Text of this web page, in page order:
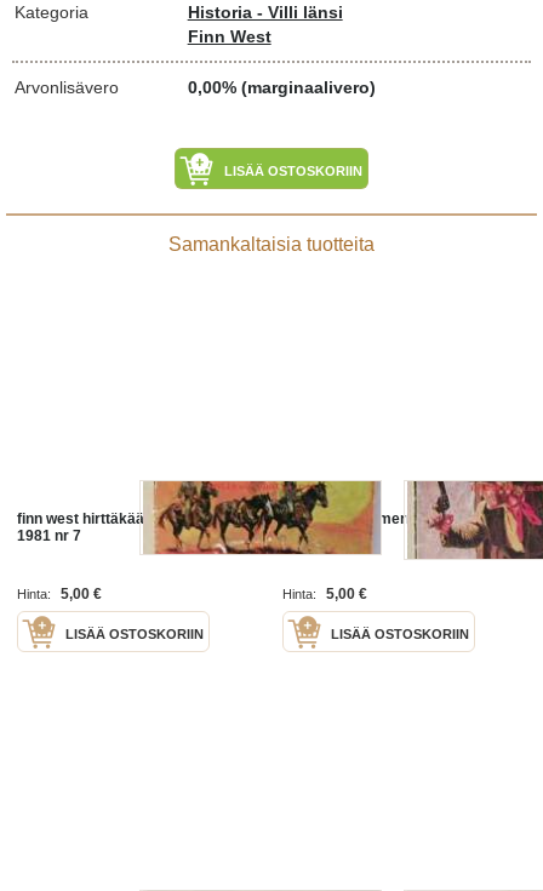
Kategoria
Historia - Villi länsi
Finn West
Arvonlisävero 0,00% (marginaalivero)
LISÄÄ OSTOSKORIIN
Samankaltaisia tuotteita
finn west hirttäkää enkelit ensin
1981 nr 7
Hinta: 5,00 €
LISÄÄ OSTOSKORIIN
finn west piru merrassa 1985 nr
Hinta: 5,00 €
LISÄÄ OSTOSKORIIN